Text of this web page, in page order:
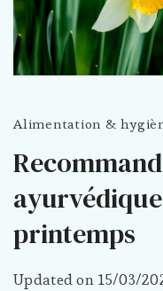
Alimentation &
printemps
Updated on 15/03/